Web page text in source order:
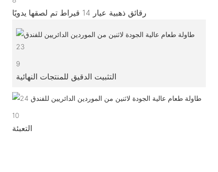
رقائق ذهبية عيار 14 قيراط تم لصقها يدويًا
9
التثبيت الدقيق للمنتجات النهائية
10
التعبئة